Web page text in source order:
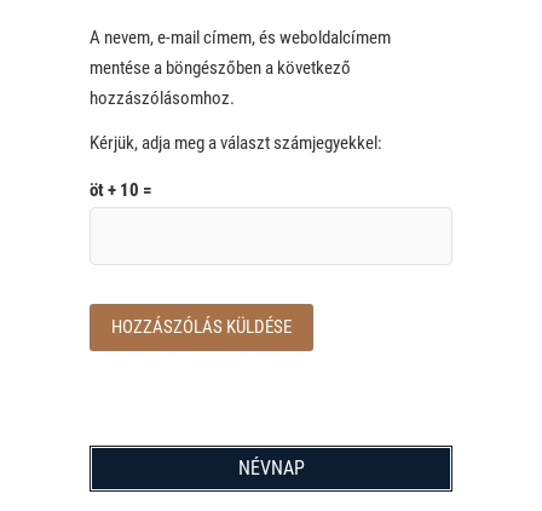
A nevem, e-mail címem, és weboldalcímem
mentése a böngészőben a következő
hozzászólásomhoz.
Kérjük, adja meg a választ számjegyekkel:
öt + 10 =
NÉVNAP